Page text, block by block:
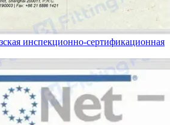
инспекционно-сертификационная